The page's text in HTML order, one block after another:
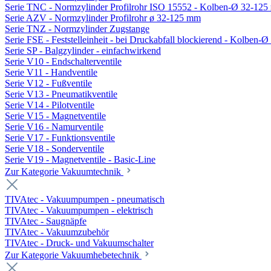
Serie TNC - Normzylinder Profilrohr ISO 15552 - Kolben-Ø 32-125
Serie AZV - Normzylinder Profilrohr ø 32-125 mm
Serie TNZ - Normzylinder Zugstange
Serie FSE - Feststelleinheit - bei Druckabfall blockierend - Kolben-Ø
Serie SP - Balgzylinder - einfachwirkend
Serie V10 - Endschalterventile
Serie V11 - Handventile
Serie V12 - Fußventile
Serie V13 - Pneumatikventile
Serie V14 - Pilotventile
Serie V15 - Magnetventile
Serie V16 - Namurventile
Serie V17 - Funktionsventile
Serie V18 - Sonderventile
Serie V19 - Magnetventile - Basic-Line
Zur Kategorie Vakuumtechnik
TIVAtec - Vakuumpumpen - pneumatisch
TIVAtec - Vakuumpumpen - elektrisch
TIVAtec - Saugnäpfe
TIVAtec - Vakuumzubehör
TIVAtec - Druck- und Vakuumschalter
Zur Kategorie Vakuumhebetechnik